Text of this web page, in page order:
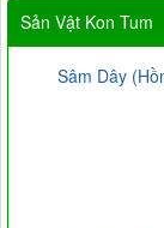
Sản Vật Kon Tum
Sâm Dây